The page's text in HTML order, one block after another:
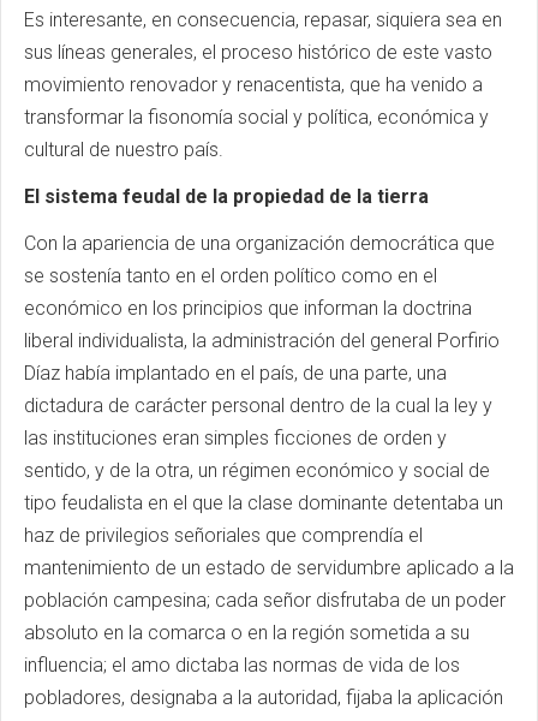
Es interesante, en consecuencia, repasar, siquiera sea en
sus líneas generales, el proceso histórico de este vasto
movimiento renovador y renacentista, que ha venido a
transformar la fisonomía social y política, económica y
cultural de nuestro país.
El sistema feudal de la propiedad de la tierra
Con la apariencia de una organización democrática que
se sostenía tanto en el orden político como en el
económico en los principios que informan la doctrina
liberal individualista, la administración del general Porfirio
Díaz había implantado en el país, de una parte, una
dictadura de carácter personal dentro de la cual la ley y
las instituciones eran simples ficciones de orden y
sentido, y de la otra, un régimen económico y social de
tipo feudalista en el que la clase dominante detentaba un
haz de privilegios señoriales que comprendía el
mantenimiento de un estado de servidumbre aplicado a la
población campesina; cada señor disfrutaba de un poder
absoluto en la comarca o en la región sometida a su
influencia; el amo dictaba las normas de vida de los
pobladores, designaba a la autoridad, fijaba la aplicación